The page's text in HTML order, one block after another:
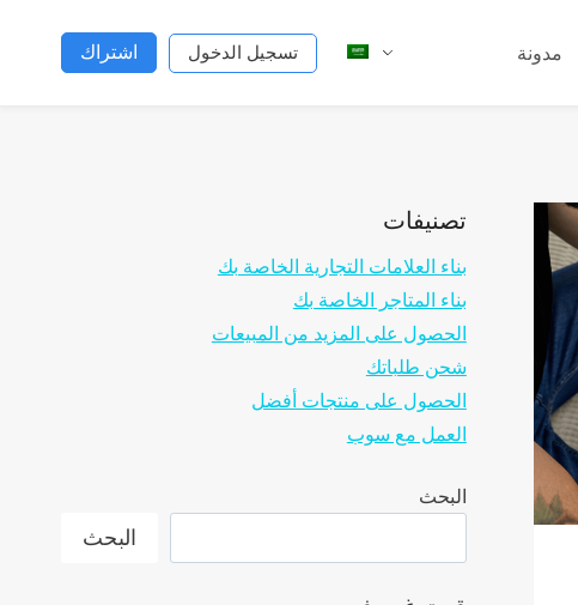
مدونة تسجيل الدخول اشتراك
تصنيفات
بناء العلامات التجارية الخاصة بك
بناء المتاجر الخاصة بك
الحصول على المزيد من المبيعات
شحن طلباتك
الحصول على منتجات أفضل
العمل مع سوب
البحث
البحث